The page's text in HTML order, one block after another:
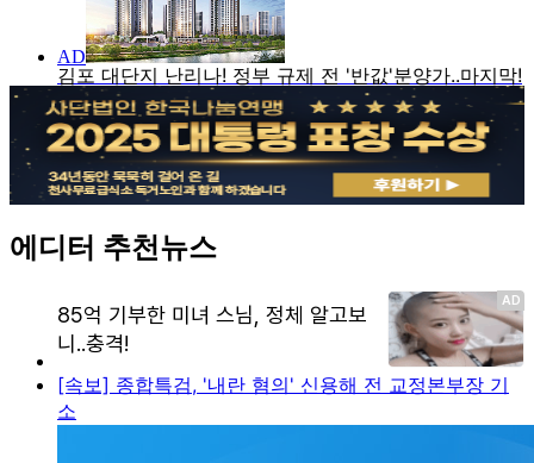
에디터 추천뉴스
[속보] 종합특검, '내란 혐의' 신용해 전 교정본부장 기
소